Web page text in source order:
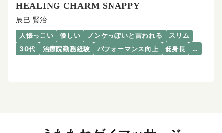
HEALING CHARM SNAPPY
辰巳 賢治
人懐っこい 優しい ノンケっぽいと言われる
スリム
30代
治療院勤務経験 パフォーマンス向上 低身長 …